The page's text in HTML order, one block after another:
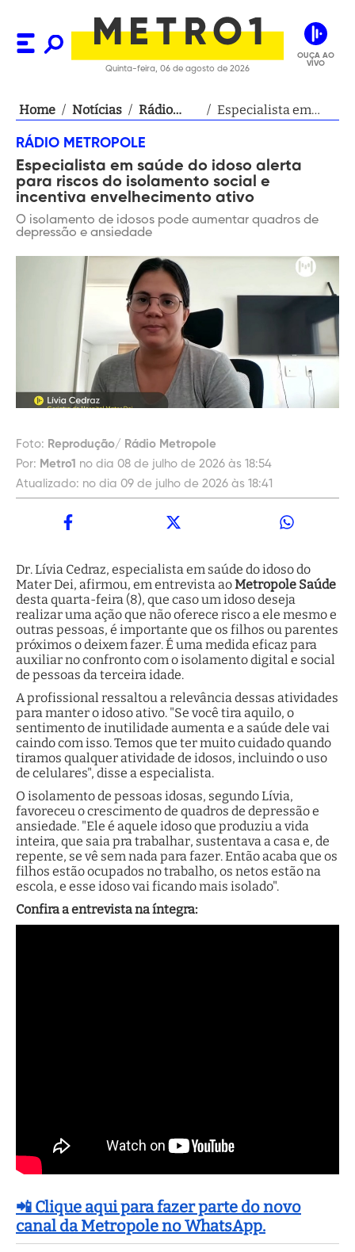
Quinta-feira, 06 de agosto de 2026
OUÇA AO
VIVO
Home / Notícias / Rádio
/ Especialista em
do isolamento
social e incentiva
envelhecimento
ativo
RÁDIO METROPOLE
Especialista em saúde do idoso alerta
para riscos do isolamento social e
incentiva envelhecimento ativo
O isolamento de idosos pode aumentar quadros de
depressão e ansiedade
Foto: Reprodução/ Rádio Metropole
Por: Metro1 no dia 08 de julho de 2026 às 18:54
Atualizado: no dia 09 de julho de 2026 às 18:41
Dr. Lívia Cedraz, especialista em saúde do idoso do
Mater Dei, afirmou, em entrevista aoMetropole Saúde
desta quarta-feira (8), que caso um idoso deseja
realizar uma ação que não oferece risco a ele mesmo e
outras pessoas, é importante que os filhos ou parentes
próximos o deixem fazer. É uma medida eficaz para
auxiliar no confronto com o isolamento digital e social
de pessoas da terceira idade.
A profissional ressaltou a relevância dessas atividades
para manter o idoso ativo. "Se você tira aquilo, o
sentimento de inutilidade aumenta e a saúde dele vai
caindo com isso. Temos que ter muito cuidado quando
tiramos qualquer atividade de idosos, incluindo o uso
de celulares", disse a especialista.
O isolamento de pessoas idosas, segundo Lívia,
favoreceu o crescimento de quadros de depressão e
ansiedade. "Ele é aquele idoso que produziu a vida
inteira, que saia pra trabalhar, sustentava a casa e, de
repente, se vê sem nada para fazer. Então acaba que os
filhos estão ocupados no trabalho, os netos estão na
escola, e esse idoso vai ficando mais isolado".
Confira a entrevista na íntegra:
📲 Clique aqui para fazer parte do novo
canal da Metropole no WhatsApp.